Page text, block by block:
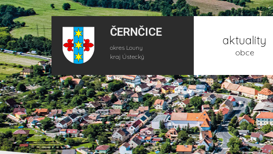
ČERNČICE
okres Louny
kraj Ústecký
aktuality
obce